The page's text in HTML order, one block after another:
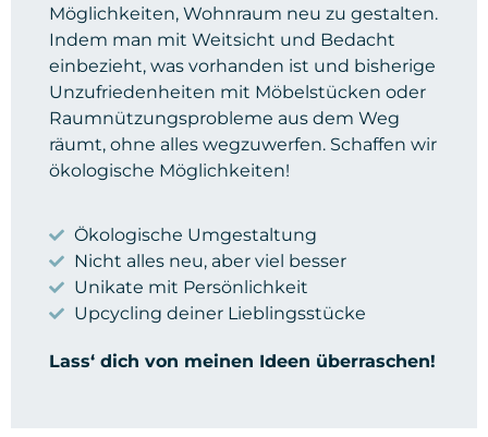
Möglichkeiten, Wohnraum neu zu gestalten.
Indem man mit Weitsicht und Bedacht
einbezieht, was vorhanden ist und bisherige
Unzufriedenheiten mit Möbelstücken oder
Raumnützungsprobleme aus dem Weg
räumt, ohne alles wegzuwerfen. Schaffen wir
ökologische Möglichkeiten!
Ökologische Umgestaltung
Nicht alles neu, aber viel besser
Unikate mit Persönlichkeit
Upcycling deiner Lieblingsstücke
Lass‘ dich von meinen Ideen überraschen!